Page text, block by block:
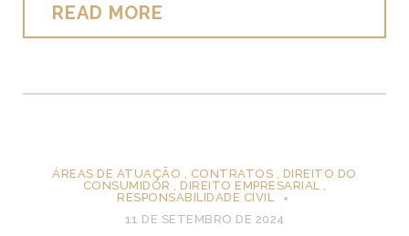
READ MORE
ÁREAS DE ATUAÇÃO CONTRATOS
DIREITO DO
CONSUMIDOR
DIREITO EMPRESARIAL
RESPONSABILIDADE CIVIL
11 DE SETEMBRO DE 2024